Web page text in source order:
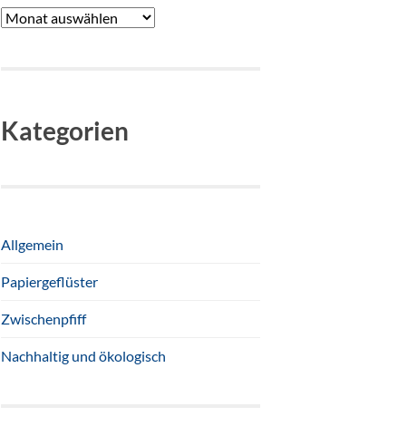
Archiv
Kategorien
Allgemein
Papiergeflüster
Zwischenpfiff
Nachhaltig und ökologisch